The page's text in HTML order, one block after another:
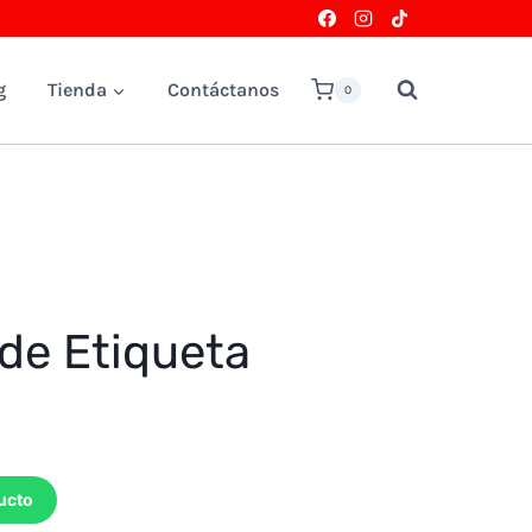
Tienda Contáctanos 0
Etiqueta